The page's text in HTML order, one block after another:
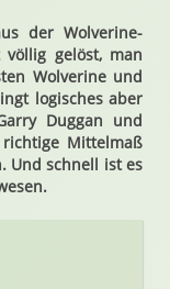
der Wolverine-
völlig gelöst, man
Wolverine und
logisches aber
Duggan und
Mittelmaß
Und schnell ist es